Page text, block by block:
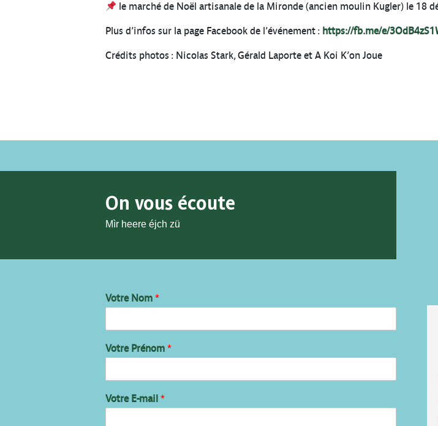
le marché de Noël artisanale de la Mironde (ancien moulin Kugler) le 18
Plus d’infos sur la page Facebook de l’événement : https://fb.me/e/
Crédits photos : Nicolas Stark, Gérald Laporte et A Koi K’on Joue
On vous écoute
Mìr heere éjch zü
Votre Nom *
Votre Prénom *
Votre E-mail *